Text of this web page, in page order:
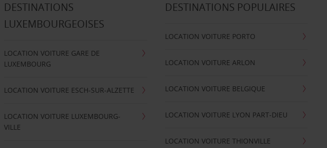
DESTINATIONS
LUXEMBOURGEOISES
LOCATION VOITURE GARE DE
LUXEMBOURG
LOCATION VOITURE ESCH-SUR-ALZETTE
LOCATION VOITURE LUXEMBOURG-
VILLE
DESTINATIONS POPULAIRES
LOCATION VOITURE PORTO
LOCATION VOITURE ARLON
LOCATION VOITURE BELGIQUE
LOCATION VOITURE LYON PART-DIEU
LOCATION VOITURE THIONVILLE